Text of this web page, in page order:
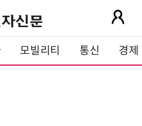
모빌리티 통신 경제